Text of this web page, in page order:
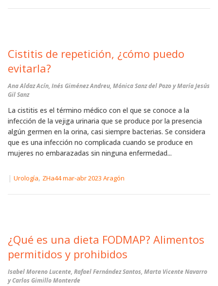
Cistitis de repetición, ¿cómo puedo
evitarla?
Ana Aldaz Acín, Inés Giménez Andreu, Mónica Sanz del Pozo y María Jesús
Gil Sanz
La cistitis es el término médico con el que se conoce a la
infección de la vejiga urinaria que se produce por la presencia
algún germen en la orina, casi siempre bacterias. Se considera
que es una infección no complicada cuando se produce en
mujeres no embarazadas sin ninguna enfermedad...
| Urología, ZHa44 mar-abr 2023 Aragón
¿Qué es una dieta FODMAP? Alimentos
permitidos y prohibidos
Isabel Moreno Lucente, Rafael Fernández Santos, Marta Vicente Navarro
y Carlos Gimillo Monterde